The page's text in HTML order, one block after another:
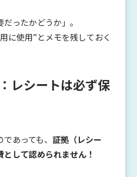
ったかどうか」。
に使用”とメモを残しておく
レシートは必ず保
あっても、 証拠（レシー
して認められません！